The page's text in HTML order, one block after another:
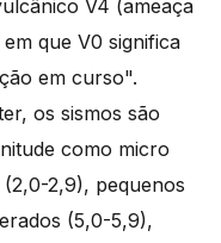
V4 (ameaça
que V0 significa
em curso".
os sismos são
como micro
2,9), pequenos
(5,0-5,9),